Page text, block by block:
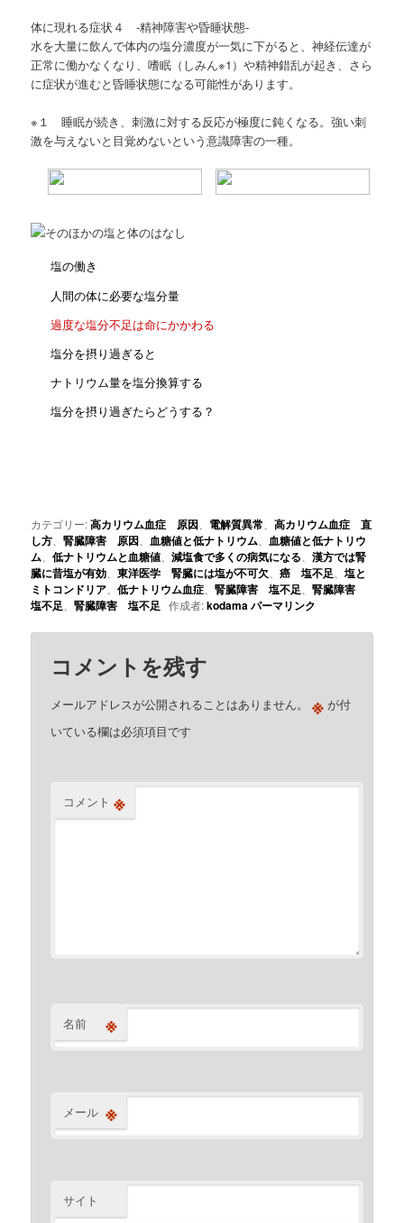
体に現れる症状４ -精神障害や昏睡状態-
水を大量に飲んで体内の塩分濃度が一気に下がると、神経伝達が
正常に働かなくなり、嗜眠（しみん※1）や精神錯乱が起き、さら
に症状が進むと昏睡状態になる可能性があります。
※１ 睡眠が続き、刺激に対する反応が極度に鈍くなる。強い刺
激を与えないと目覚めないという意識障害の一種。
塩の働き
人間の体に必要な塩分量
過度な塩分不足は命にかかわる
塩分を摂り過ぎると
ナトリウム量を塩分換算する
塩分を摂り過ぎたらどうする？
カテゴリー:高カリウム血症 原因 電解質異常 、高カリウム血症 直
し方 、腎臓障害 原因 血糖値と低ナトリウム
血糖値と低ナトリウ
ム 、低ナトリウムと血糖値 、減塩食で多くの病気になる 、漢方では腎
臓に昔塩が有効 、東洋医学 腎臓には塩が不可欠 、癌 塩不足 、塩と
ミトコンドリア 、低ナトリウム血症 、腎臓障害 塩不足 、腎臓障害
塩不足 、腎臓障害 塩不足 作成者:kodamaパーマリンク
コメントを残す
メールアドレスが公開されることはありません。 ※ が付
いている欄は必須項目です
コメント ※
名前 ※
メール ※
サイト